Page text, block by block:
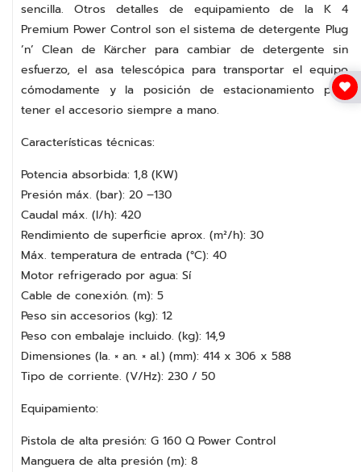
sencilla. Otros detalles de equipamiento de la K 4
Premium Power Control son el sistema de detergente Plug
’n’ Clean de Kärcher para cambiar de detergente sin
esfuerzo, el asa telescópica para transportar el equipo
cómodamente y la posición de estacionamiento para
tener el accesorio siempre a mano.
Características técnicas:
Potencia absorbida: 1,8 (KW)
Presión máx. (bar): 20 –130
Caudal máx. (l/h): 420
Rendimiento de superficie aprox. (m²/h): 30
Máx. temperatura de entrada (°C): 40
Motor refrigerado por agua: Sí
Cable de conexión. (m): 5
Peso sin accesorios (kg): 12
Peso con embalaje incluido. (kg): 14,9
Dimensiones (la. × an. × al.) (mm): 414 x 306 x 588
Tipo de corriente. (V/Hz): 230 / 50
Equipamiento:
Pistola de alta presión: G 160 Q Power Control
Manguera de alta presión (m): 8